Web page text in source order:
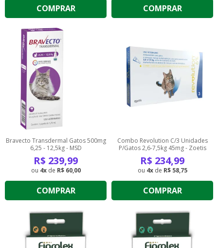
COMPRAR COMPRAR
Bravecto Transdermal Gatos 500mg
6,25 - 12,5kg - MSD
R$ 239,99
4 de R$ 60,00
COMPRAR
Combo Revolution C/3 Unidades
P/Gatos 2,6-7,5kg 45mg - Zoetis
R$ 234,99
4 de R$ 58,75
COMPRAR